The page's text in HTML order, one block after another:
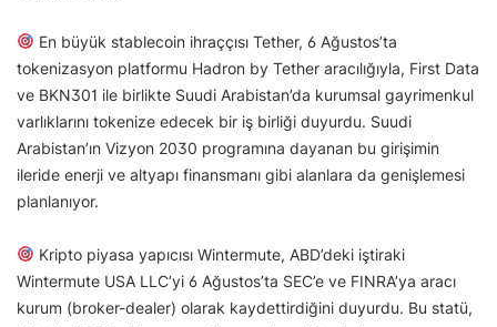
En büyük stablecoin ihraççısı Tether, 6 Ağustos’ta
tokenizasyon platformu Hadron by Tether aracılığıyla, First Data
ve BKN301 ile birlikte Suudi Arabistan’da kurumsal gayrimenkul
varlıklarını tokenize edecek bir iş birliği duyurdu. Suudi
Arabistan’ın Vizyon 2030 programına dayanan bu girişimin
ileride enerji ve altyapı finansmanı gibi alanlara da genişlemesi
planlanıyor.
Kripto piyasa yapıcısı Wintermute, ABD’deki iştiraki
Wintermute USA LLC’yi 6 Ağustos’ta SEC’e ve FINRA’ya aracı
kurum (broker-dealer) olarak kaydettirdiğini duyurdu. Bu statü,